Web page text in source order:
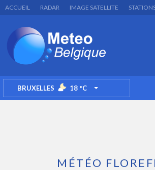
ACCUEIL RADAR IMAGE SATELLITE
BRUXELLES 18°C TOGGLE
MÉTÉO